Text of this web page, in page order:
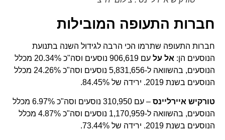
חברות התעופה המובילות
חברות התעופה שתרמו הכי הרבה לגידול השנה בתנועת
הנוסעים הן:אל על
עם 906,619 נוסעים וסה"כ 20.34% מכלל
הנוסעים, בהשוואה ל-5,831,656 נוסעים וסה"כ 24.26% מכלל
הנוסעים בשנת 2019. ירידה של 84.45%.
טורקיש איירליינס
– עם 310,950 נוסעים וסה"כ 6.97% מכלל
הנוסעים, בהשוואה ל-1,170,959 נוסעים וסה"כ 4.87% מכלל
הנוסעים בשנת 2019. ירידה של 73.44%.